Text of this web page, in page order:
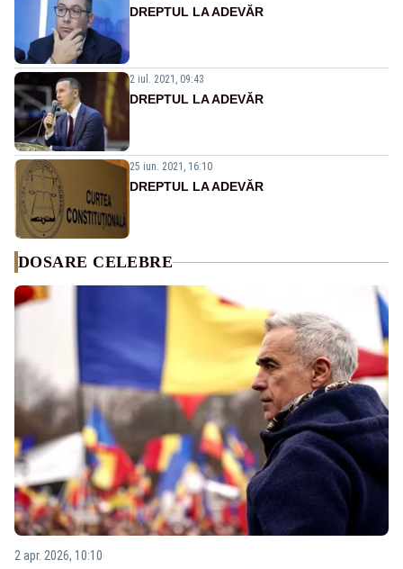
DREPTUL LA ADEVĂR
2 iul. 2021, 09:43
DREPTUL LA ADEVĂR
25 iun. 2021, 16:10
DREPTUL LA ADEVĂR
DOSARE CELEBRE
2 apr. 2026, 10:10